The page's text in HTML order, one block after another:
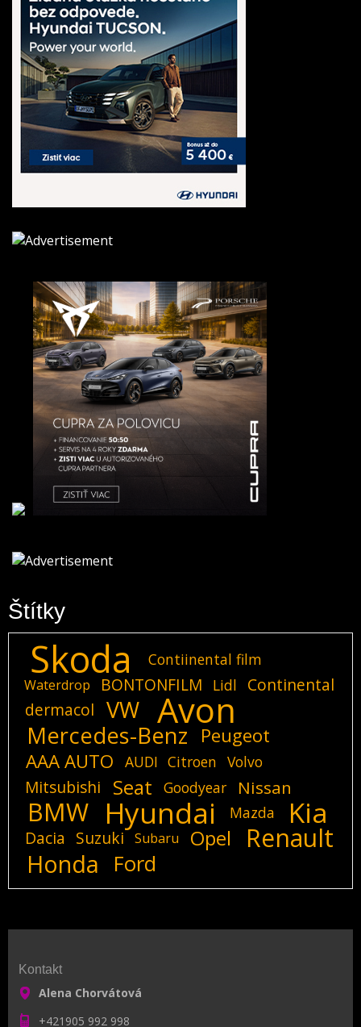
Štítky
Skoda Contiinental film
Waterdrop BONTONFILM Lidl
Continental
dermacol
VW Avon
Mercedes-Benz
Peugeot
AAA AUTO
AUDI Citroen Volvo
Mitsubishi Seat Goodyear Nissan
BMW Hyundai Mazda Kia
Dacia Suzuki Subaru Opel Renault
Honda Ford
Kontakt
Alena Chorvátová
+421905 992 998